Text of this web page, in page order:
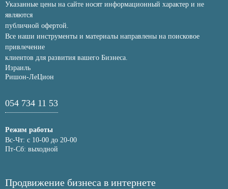
Указанные цены на сайте носят информационный характер и не
являются
публичной офертой.
Все наши инструменты и материалы направлены на поисковое
привлечение
клиентов для развития вашего Бизнеса.
Израиль
Ришон-ЛеЦион
054 734 11 53
Режим работы
Вс-Чт: с 10-00 до 20-00
Пт-Сб: выходной
Продвижение бизнеса в интернете